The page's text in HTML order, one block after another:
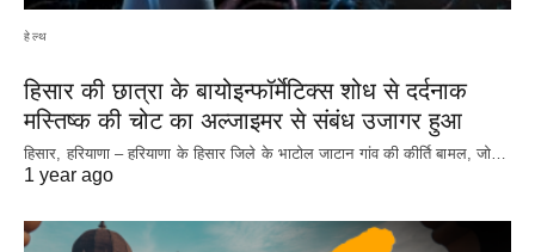
हेल्थ
हिसार की छात्रा के बायोइन्फॉर्मेटिक्स शोध से दर्दनाक
मस्तिष्क की चोट का अल्जाइमर से संबंध उजागर हुआ
हिसार, हरियाणा – हरियाणा के हिसार जिले के भाटोल जाटान गांव की कीर्ति बामल, जो…
1 year ago